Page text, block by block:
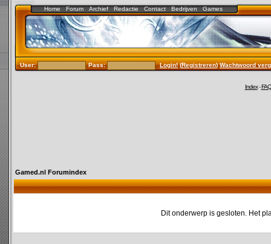
Home Forum Archief Redactie Contact Bedrijven Games
User: Pass: Login!(Registreren)Wachtwoord
Index-FAQ
Gamed.nl Forumindex
Dit onderwerp is gesloten. Het